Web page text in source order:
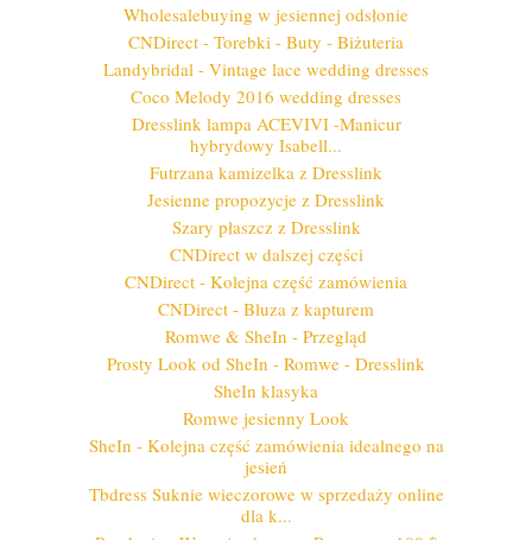
Wholesalebuying w jesiennej odsłonie
CNDirect - Torebki - Buty - Biżuteria
Landybridal - Vintage lace wedding dresses
Coco Melody 2016 wedding dresses
Dresslink lampa ACEVIVI -Manicur
hybrydowy Isabell...
Futrzana kamizelka z Dresslink
Jesienne propozycje z Dresslink
Szary płaszcz z Dresslink
CNDirect w dalszej części
CNDirect - Kolejna część zamówienia
CNDirect - Bluza z kapturem
Romwe & SheIn - Przegląd
Prosty Look od SheIn - Romwe - Dresslink
SheIn klasyka
Romwe jesienny Look
SheIn - Kolejna część zamówienia idealnego na
jesień
Tbdress Suknie wieczorowe w sprzedaży online
dla k...